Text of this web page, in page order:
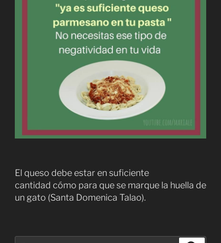
El queso debe estar en suficiente
cantidad cómo para que se marque la huella de
un gato (Santa Domenica Talao).